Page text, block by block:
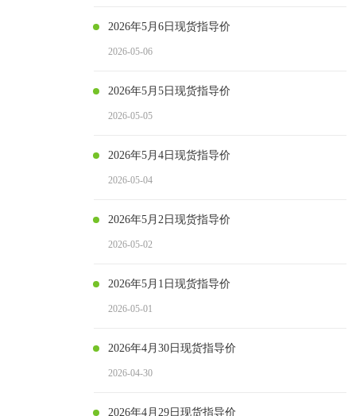
2026年5月6日现货指导价
2026-05-06
2026年5月5日现货指导价
2026-05-05
2026年5月4日现货指导价
2026-05-04
2026年5月2日现货指导价
2026-05-02
2026年5月1日现货指导价
2026-05-01
2026年4月30日现货指导价
2026-04-30
2026年4月29日现货指导价